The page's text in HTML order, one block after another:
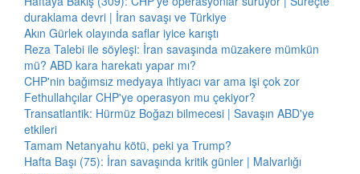
duraklama devri | İran savaşı ve Türkiye
Akın Gürlek olayında saflar iyice karıştı
Reza Talebi ile söyleşi: İran savaşında müzakere mümkün
mü? ABD kara harekatı yapar mı?
CHP'nin bağımsız medyaya ihtiyacı var ama işi çok zor
Fethullahçılar CHP'ye operasyon mu çekiyor?
Transatlantik: Hürmüz Boğazı bilmecesi | Savaşın ABD'ye
etkileri
Tamam Netanyahu kötü, peki ya Trump?
Hafta Başı (75): İran savaşında kritik günler | Malvarlığı